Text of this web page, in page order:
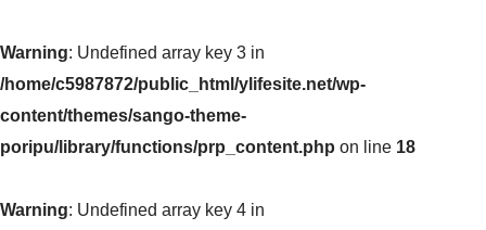
Warning: Undefined array key 3 in
/home/c5987872/public_html/ylifesite.net/wp-
content/themes/sango-theme-
poripu/library/functions/prp_content.php on line 18
Warning: Undefined array key 4 in